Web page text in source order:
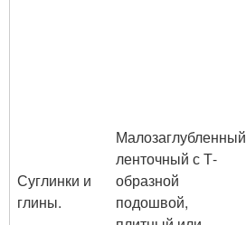
Суглинки и
глины.
Малозаглубленный
ленточный с Т-
образной
подошвой,